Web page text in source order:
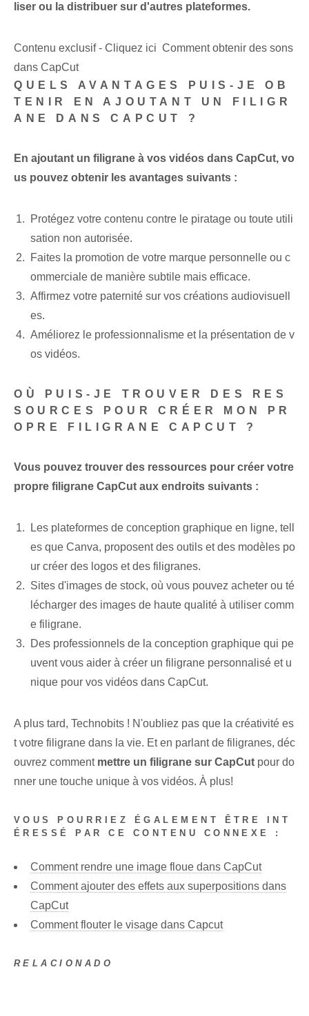
liser ou la distribuer sur d'autres plateformes.
Contenu exclusif - Cliquez ici Comment obtenir des sons
dans CapCut
QUELS AVANTAGES PUIS-JE OB
TENIR EN AJOUTANT UN FILIGR
ANE DANS CAPCUT ?
En ajoutant un filigrane à vos vidéos dans CapCut, vo
us pouvez obtenir les avantages suivants :
Protégez votre contenu contre le piratage ou toute utili
sation non autorisée.
Faites la promotion de votre marque personnelle ou c
ommerciale de manière subtile mais efficace.
Affirmez votre paternité sur vos créations audiovisuell
es.
Améliorez le professionnalisme et la présentation de v
os vidéos.
OÙ PUIS-JE TROUVER DES RES
SOURCES POUR CRÉER MON PR
OPRE FILIGRANE CAPCUT ?
Vous pouvez trouver des ressources pour créer votre
propre filigrane CapCut aux endroits suivants :
Les plateformes de conception graphique en ligne, tell
es que Canva, proposent des outils et des modèles po
ur créer des logos et des filigranes.
Sites d'images de stock, où vous pouvez acheter ou té
lécharger des images de haute qualité à utiliser comm
e filigrane.
Des professionnels de la conception graphique qui pe
uvent vous aider à créer un filigrane personnalisé et u
nique pour vos vidéos dans CapCut.
A plus tard, Technobits ! N'oubliez pas que la créativité es
t votre filigrane dans la vie. Et en parlant de filigranes, déc
ouvrez comment mettre un filigrane sur CapCut pour do
nner une touche unique à vos vidéos. À plus!
VOUS POURRIEZ ÉGALEMENT ÊTRE INT
ÉRESSÉ PAR CE CONTENU CONNEXE :
Comment rendre une image floue dans CapCut
Comment ajouter des effets aux superpositions dans
CapCut
Comment flouter le visage dans Capcut
RELACIONADO